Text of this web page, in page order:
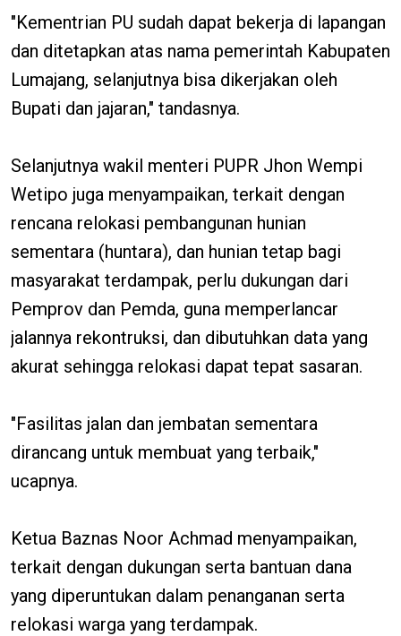
"Kementrian PU sudah dapat bekerja di lapangan
dan ditetapkan atas nama pemerintah Kabupaten
Lumajang, selanjutnya bisa dikerjakan oleh
Bupati dan jajaran," tandasnya.
Selanjutnya wakil menteri PUPR Jhon Wempi
Wetipo juga menyampaikan, terkait dengan
rencana relokasi pembangunan hunian
sementara (huntara), dan hunian tetap bagi
masyarakat terdampak, perlu dukungan dari
Pemprov dan Pemda, guna memperlancar
jalannya rekontruksi, dan dibutuhkan data yang
akurat sehingga relokasi dapat tepat sasaran.
"Fasilitas jalan dan jembatan sementara
dirancang untuk membuat yang terbaik,"
ucapnya.
Ketua Baznas Noor Achmad menyampaikan,
terkait dengan dukungan serta bantuan dana
yang diperuntukan dalam penanganan serta
relokasi warga yang terdampak.